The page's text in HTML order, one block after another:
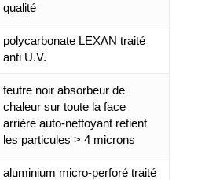
qualité
polycarbonate LEXAN traité
anti U.V.
feutre noir absorbeur de
chaleur sur toute la face
arrière auto-nettoyant retient
les particules > 4 microns
aluminium micro-perforé traité